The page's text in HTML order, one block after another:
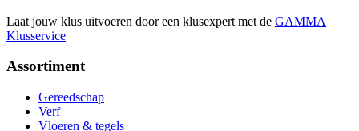
Laat jouw klus uitvoeren door een klusexpert met de GAMMA
Klusservice
Assortiment
Gereedschap
Verf
Vloeren & tegels